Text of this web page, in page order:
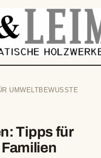
UMWELTBEWUSSTE
Tipps für